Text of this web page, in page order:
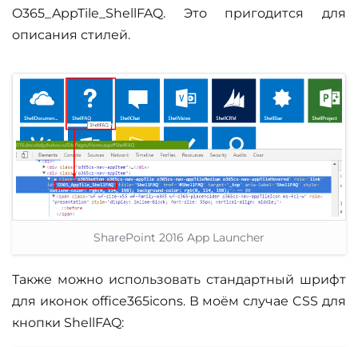
O365_AppTile_ShellFAQ. Это пригодится для
описания стилей.
SharePoint 2016 App Launcher
Также можно использовать стандартный шрифт
для иконок office365icons. В моём случае CSS для
кнопки ShellFAQ: